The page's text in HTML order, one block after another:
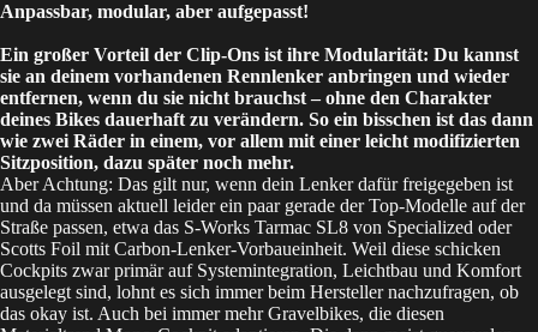
Anpassbar, modular, aber aufgepasst!
Ein großer Vorteil der Clip-Ons ist ihre Modularität: Du kannst
sie an deinem vorhandenen Rennlenker anbringen und wieder
entfernen, wenn du sie nicht brauchst – ohne den Charakter
deines Bikes dauerhaft zu verändern. So ein bisschen ist das dann
wie zwei Räder in einem, vor allem mit einer leicht modifizierten
Sitzposition, dazu später noch mehr.
Aber Achtung: Das gilt nur, wenn dein Lenker dafür freigegeben ist
und da müssen aktuell leider ein paar gerade der Top-Modelle auf der
Straße passen, etwa das S-Works Tarmac SL8 von Specialized oder
Scotts Foil mit Carbon-Lenker-Vorbaueinheit. Weil diese schicken
Cockpits zwar primär auf Systemintegration, Leichtbau und Komfort
ausgelegt sind, lohnt es sich immer beim Hersteller nachzufragen, ob
das okay ist. Auch bei immer mehr Gravelbikes, die diesen